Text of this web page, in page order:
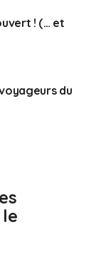
! (… et
du